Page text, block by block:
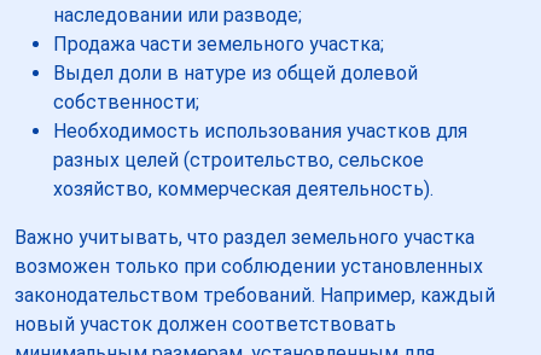
наследовании или разводе;
Продажа части земельного участка;
Выдел доли в натуре из общей долевой
собственности;
Необходимость использования участков для
разных целей (строительство, сельское
хозяйство, коммерческая деятельность).
Важно учитывать, что раздел земельного участка
возможен только при соблюдении установленных
законодательством требований. Например, каждый
новый участок должен соответствовать